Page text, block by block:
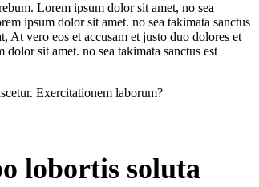
Lorem ipsum dolor sit amet, no sea
ipsum dolor sit amet. no sea takimata sanctus
vero eos et accusam et justo duo dolores et
sit amet. no sea takimata sanctus est
Exercitationem laborum?
lobortis soluta